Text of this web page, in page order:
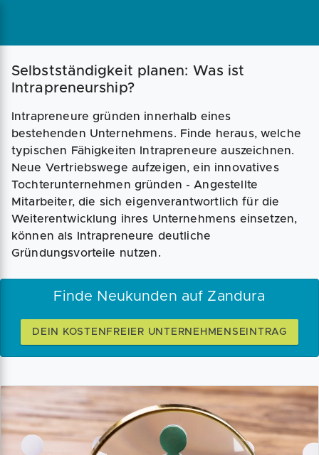
Selbstständigkeit planen: Was ist
Intrapreneurship?
Intrapreneure gründen innerhalb eines
bestehenden Unternehmens. Finde heraus, welche
typischen Fähigkeiten Intrapreneure auszeichnen.
Neue Vertriebswege aufzeigen, ein innovatives
Tochterunternehmen gründen - Angestellte
Mitarbeiter, die sich eigenverantwortlich für die
Weiterentwicklung ihres Unternehmens einsetzen,
können als Intrapreneure deutliche
Gründungsvorteile nutzen.
Finde Neukunden auf Zandura
DEIN KOSTENFREIER UNTERNEHMENSEINTRAG